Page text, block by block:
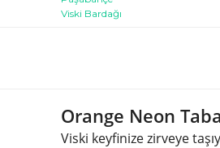
Orange Neon
Viski keyfinize zirveye